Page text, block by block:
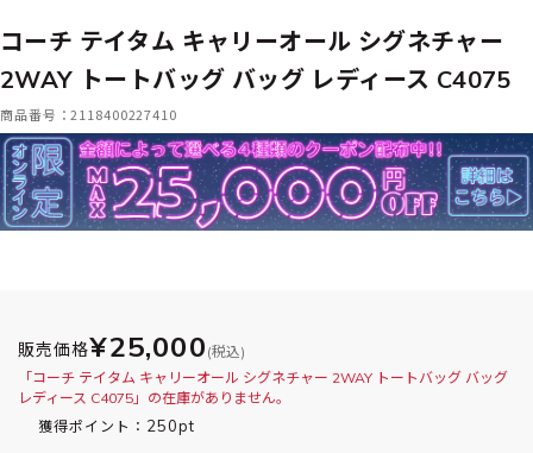
コーチ テイタム キャリーオール シグネチャー
2WAY トートバッグ バッグ レディース C4075
商品番号：2118400227410
販売価格¥25,000 (税込)
「コーチ テイタム キャリーオール シグネチャー 2WAY トートバッグ バッグ
レディース C4075」の在庫がありません。
獲得ポイント： 250pt